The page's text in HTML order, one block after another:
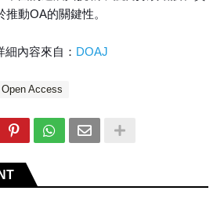
動OA的關鍵性。
內容來自： DOAJ
Open Access